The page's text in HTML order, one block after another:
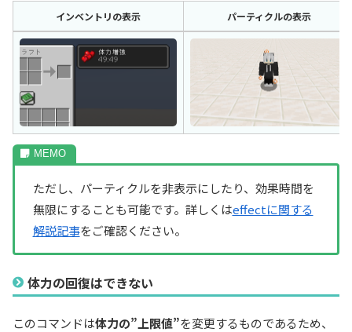
インベントリの表示
パーティクルの表示
インベントリの表示
パーティクルの表示
ただし、パーティクルを非表示にしたり、効果時間を
無限にすることも可能です。詳しくはeffectに関する
解説記事をご確認ください。
体力の回復はできない
このコマンドは体力の”上限値”を変更するものであるため、